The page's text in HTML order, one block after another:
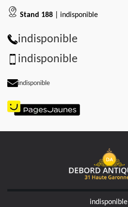
Stand 188 | indisponible
indisponible
indisponible
indisponible
indisponible